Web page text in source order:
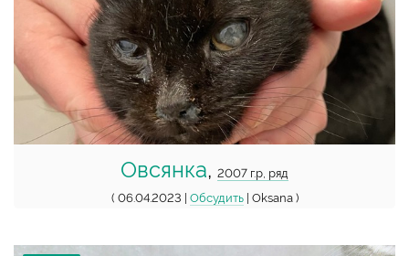
Овсянка, 2007 г.р, ряд
( 06.04.2023 | Обсудить| Oksana )